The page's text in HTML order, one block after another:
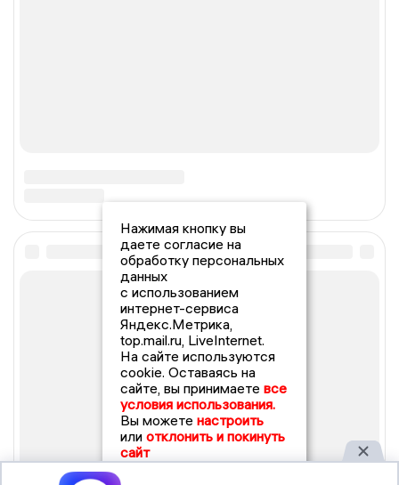
Нажимая кнопку вы
даете согласие на
обработку персональных
данных
с использованием
интернет-сервиса
Яндекс.Метрика,
top.mail.ru, LiveInternet.
На сайте используются
cookie. Оставаясь на
сайте, вы принимаете все
условия использования.
Вы можете настроить
или отклонить и покинуть
сайт